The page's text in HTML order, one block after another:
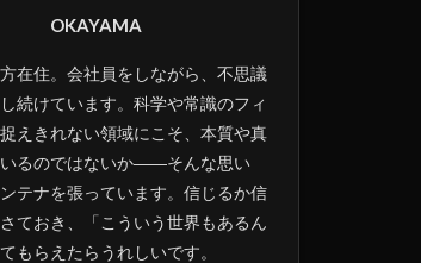
OKAYAMA
在住。会社員をしながら、不思議
続けています。科学や常識のフィ
えきれない領域にこそ、本質や真
るのではないか――そんな思い
テナを張っています。信じるか信
ておき、「こういう世界もあるん
もらえたらうれしいです。